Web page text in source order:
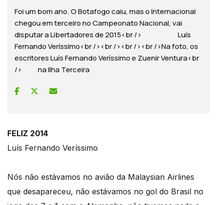
Foi um bom ano. O Botafogo caiu, mas o Internacional
chegou em terceiro no Campeonato Nacional, vai
disputar a Libertadores de 2015<br /> Luís
Fernando Veríssimo<br /><br /><br /><br />Na foto, os
escritores Luís Fernando Veríssimo e Zuenir Ventura<br
/> na Ilha Terceira
FELIZ 2014
Luís Fernando Veríssimo
Nós não estávamos no avião da Malaysian Airlines
que desapareceu, não estávamos no gol do Brasil no